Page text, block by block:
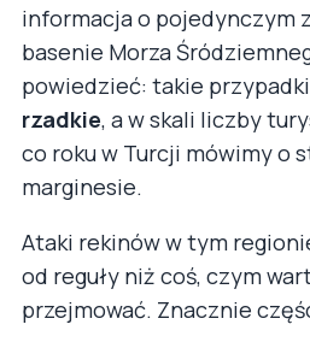
informacja o pojedynczym
basenie Morza
powiedzieć: takie
rzadkie, a w skali liczby
co roku w Turcji mówimy o
marginesie.
Ataki rekinów w tym
od reguły niż coś, czym
przejmować. Znacznie